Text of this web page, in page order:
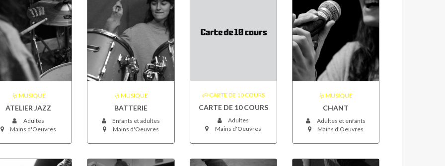
MUSIQUE
ATELIER JAZZ
Adultes
Mains d'Oeuvres
MUSIQUE
BATTERIE
Enfants et adultes
Mains d'Oeuvres
CARTE DE 10 COURS
CARTE DE 10 COURS
Adultes
Mains d'Oeuvres
MUSIQUE
CHANT
Adultes et enfants
Mains d'Oeuvres